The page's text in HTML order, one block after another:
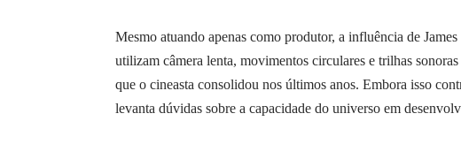
Mesmo atuando apenas como produtor, a influência de
utilizam câmera lenta, movimentos circulares e trilhas
que o cineasta consolidou nos últimos anos. Embora isso
levanta dúvidas sobre a capacidade do universo em